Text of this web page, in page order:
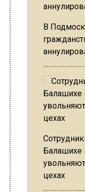
В
Балашихе
цехах